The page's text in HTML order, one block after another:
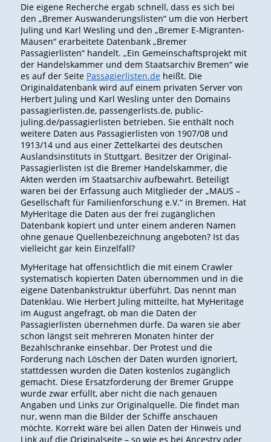
Die eigene Recherche ergab schnell, dass es sich bei
den „Bremer Auswanderungslisten“ um die von Herbert
Juling und Karl Wesling und den „Bremer E-Migranten-
Mäusen“ erarbeitete Datenbank „Bremer
Passagierlisten“ handelt. „Ein Gemeinschaftsprojekt mit
der Handelskammer und dem Staatsarchiv Bremen“ wie
es auf der Seite Passagierlisten.de heißt. Die
Originaldatenbank wird auf einem privaten Server von
Herbert Juling und Karl Wesling unter den Domains
passagierlisten.de, passengerlists.de, public-
juling.de/passagierlisten betrieben. Sie enthält noch
weitere Daten aus Passagierlisten von 1907/08 und
1913/14 und aus einer Zettelkartei des deutschen
Auslandsinstituts in Stuttgart. Besitzer der Original-
Passagierlisten ist die Bremer Handelskammer, die
Akten werden im Staatsarchiv aufbewahrt. Beteiligt
waren bei der Erfassung auch Mitglieder der „MAUS –
Gesellschaft für Familienforschung e.V.“ in Bremen. Hat
MyHeritage die Daten aus der frei zugänglichen
Datenbank kopiert und unter einem anderen Namen
ohne genaue Quellenbezeichnung angeboten? Ist das
vielleicht gar kein Einzelfall?
MyHeritage hat offensichtlich die mit einem Crawler
systematisch kopierten Daten übernommen und in die
eigene Datenbankstruktur überführt. Das nennt man
Datenklau. Wie Herbert Juling mitteilte, hat MyHeritage
im August angefragt, ob man die Daten der
Passagierlisten übernehmen dürfe. Da waren sie aber
schon längst seit mehreren Monaten hinter der
Bezahlschranke einsehbar. Der Protest und die
Forderung nach Löschen der Daten wurden ignoriert,
stattdessen wurden die Daten kostenlos zugänglich
gemacht. Diese Ersatzforderung der Bremer Gruppe
wurde zwar erfüllt, aber nicht die nach genauen
Angaben und Links zur Originalquelle. Die findet man
nur, wenn man die Bilder der Schiffe anschauen
möchte. Korrekt wäre bei allen Daten der Hinweis und
Link auf die Originalseite – so wie es bei Ancestry oder